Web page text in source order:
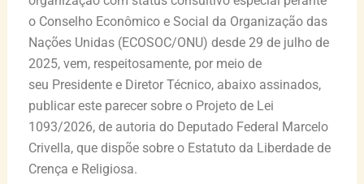
o Conselho Econômico e Social da Organização das
Nações Unidas (ECOSOC/ONU) desde 29 de julho de
2025, vem, respeitosamente, por meio de
seu Presidente e Diretor Técnico, abaixo assinados,
publicar este parecer sobre o Projeto de Lei
1093/2026, de autoria do Deputado Federal Marcelo
Crivella, que dispõe sobre o Estatuto da Liberdade de
Crença e Religiosa.